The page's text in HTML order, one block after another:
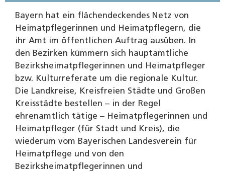
Bayern hat ein flächendeckendes Netz von
Heimatpflegerinnen und Heimatpflegern, die
ihr Amt im öffentlichen Auftrag ausüben. In
den Bezirken kümmern sich hauptamtliche
Bezirksheimatpflegerinnen und Heimatpfleger
bzw. Kulturreferate um die regionale Kultur.
Die Landkreise, Kreisfreien Städte und Großen
Kreisstädte bestellen – in der Regel
ehrenamtlich tätige – Heimatpflegerinnen und
Heimatpfleger (für Stadt und Kreis), die
wiederum vom Bayerischen Landesverein für
Heimatpflege und von den
Bezirksheimatpflegerinnen und